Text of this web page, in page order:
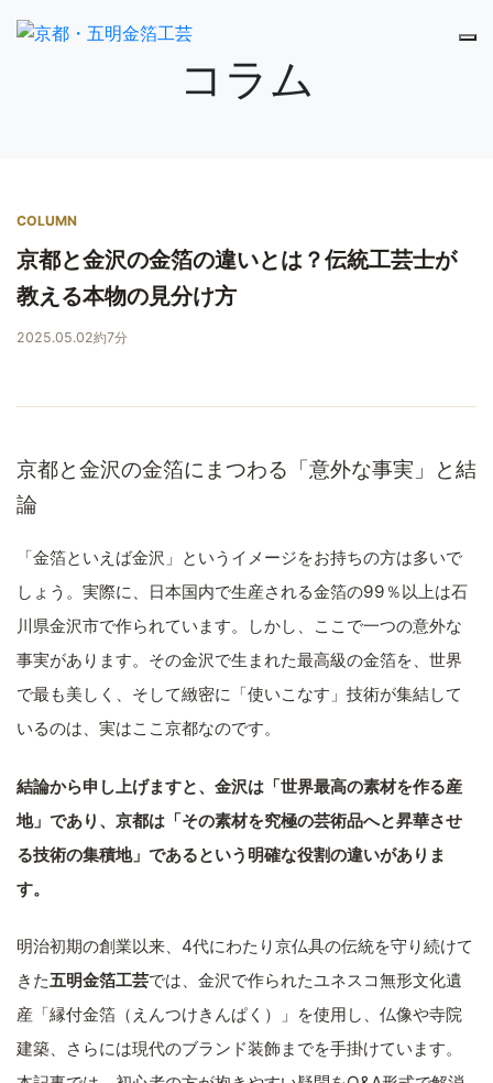
コラム
COLUMN
京都と金沢の金箔の違いとは？伝統工芸士が
教える本物の見分け方
2025.05.02約7分
京都と金沢の金箔にまつわる「意外な事実」と結
論
「金箔といえば金沢」というイメージをお持ちの方は多いで
しょう。実際に、日本国内で生産される金箔の99％以上は石
川県金沢市で作られています。しかし、ここで一つの意外な
事実があります。その金沢で生まれた最高級の金箔を、世界
で最も美しく、そして緻密に「使いこなす」技術が集結して
いるのは、実はここ京都なのです。
結論から申し上げますと、金沢は「世界最高の素材を作る産
地」であり、京都は「その素材を究極の芸術品へと昇華させ
る技術の集積地」であるという明確な役割の違いがありま
す。
明治初期の創業以来、4代にわたり京仏具の伝統を守り続けて
きた五明金箔工芸では、金沢で作られたユネスコ無形文化遺
産「縁付金箔（えんつけきんぱく）」を使用し、仏像や寺院
建築、さらには現代のブランド装飾までを手掛けています。